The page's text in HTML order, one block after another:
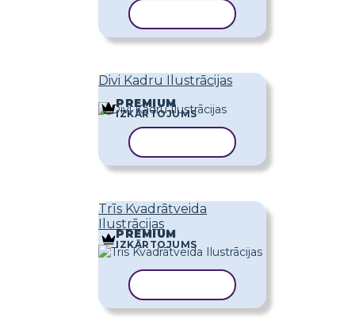
Divi Kadru Ilustrācijas
PREMIUM
IZKĀRTOJUMS
Trīs Kvadrātveida
Ilustrācijas
PREMIUM
IZKĀRTOJUMS